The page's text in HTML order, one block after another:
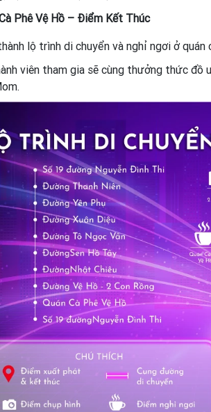
Phê Vệ Hồ – Điểm Kết Thúc
lộ trình di chuyển và nghỉ ngơi ở quán
viên tham gia sẽ cùng thưởng thức đồ